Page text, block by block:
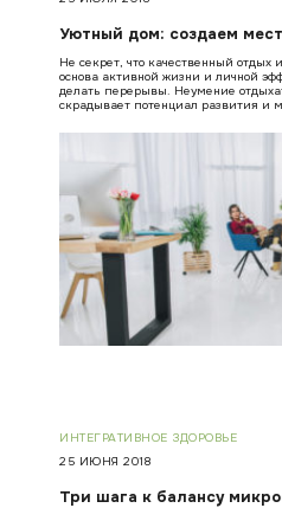
Уютный дом: создаем
Не секрет, что качественный отдых
основа активной жизни и личной
делать перерывы. Неумение
скрадывает потенциал развития и
ИНТЕГРАТИВНОЕ ЗДОРОВЬЕ
25 ИЮНЯ 2018
Три шага к балансу